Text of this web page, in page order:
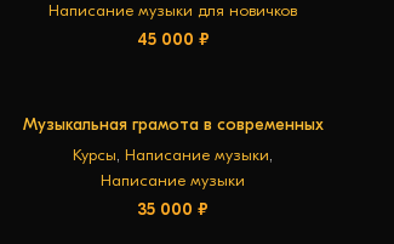
Написание музыки для новичков
45 000 ₽
В КОРЗИНУ
Музыкальная грамота в современных
жанрах музыки
Курсы, Написание музыки,
Написание музыки
35 000₽